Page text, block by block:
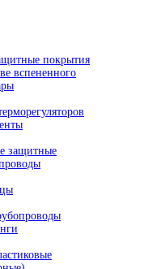
покрытия
вспененного
защитные